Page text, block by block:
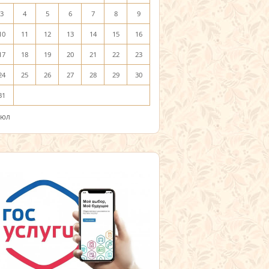
3 4 5 6 7 8 9
11 12 13 14 15 16
18 19 20 21 22 23
25 26 27 28 29 30